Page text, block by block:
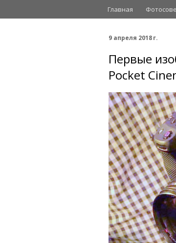
Главная
9 апреля 2018 г.
Первые
Pocket